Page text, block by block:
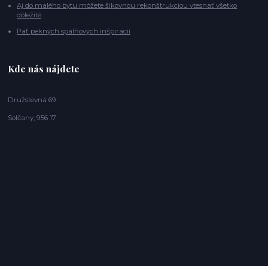
Aj do malého bytu môžete šikovnou rekonštrukciou vtesnať všetko
dôležité
Päť pekných spálňových inšpirácií
Kde nás nájdete
Družstevná 69
Solčany, 956 17